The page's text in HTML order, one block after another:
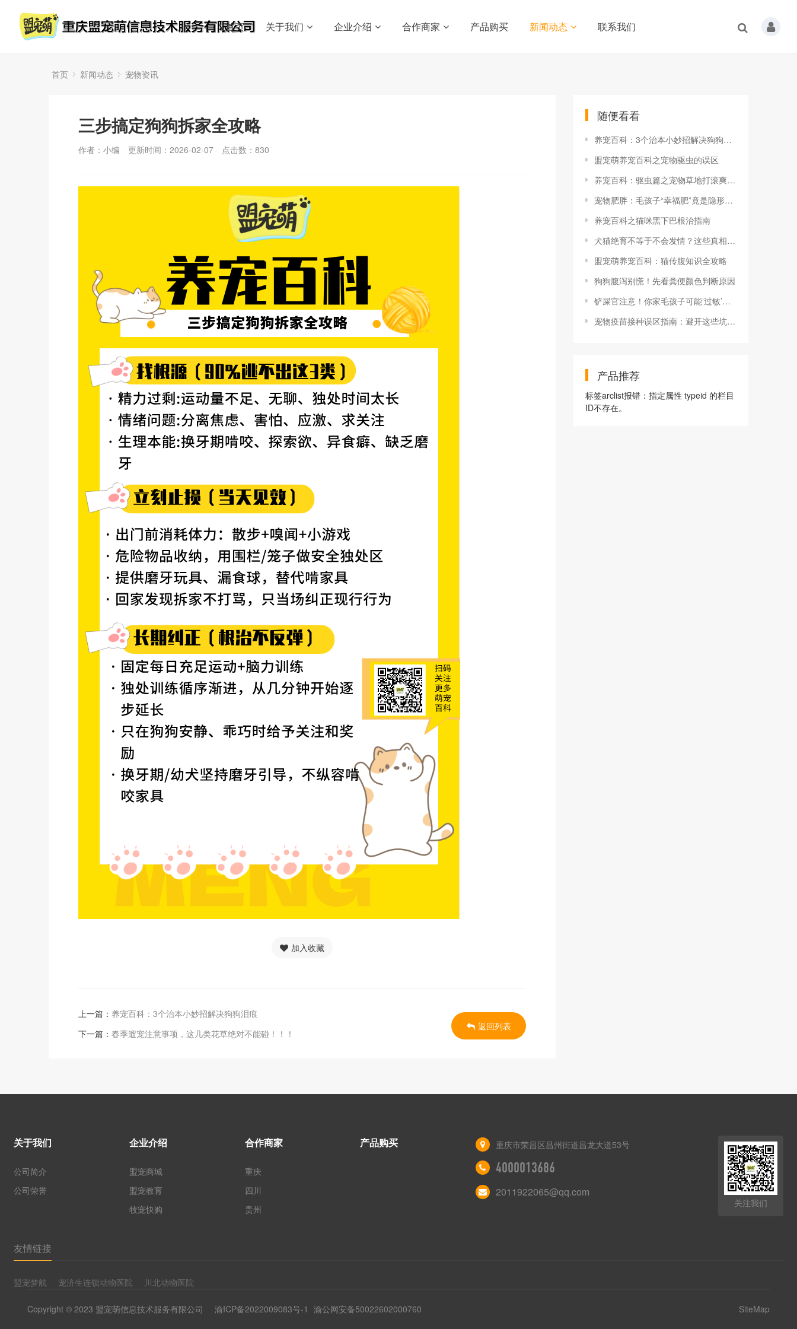
首页 关于我们 企业介绍 合作商家 产品购买 新闻动态 联系我们
首页 新闻动态 宠物资讯
三步搞定狗狗拆家全攻略
作者：小编 更新时间：2026-02-07 点击数： 830
加入收藏
上一篇： 养宠百科：3个治本小妙招解决狗狗泪痕
下一篇： 春季遛宠注意事项，这几类花草绝对不能碰！！！
返回列表
随便看看
养宠百科：3个治本小妙招解决狗狗泪痕
盟宠萌养宠百科之宠物驱虫的误区
养宠百科：驱虫篇之宠物草地打滚爽翻天
宠物肥胖：毛孩子“幸福肥”竟是隐形杀手，科学减肥全攻略！
养宠百科之猫咪黑下巴根治指南
犬猫绝育不等于不会发情？这些真相你必须知道！
盟宠萌养宠百科：猫传腹知识全攻略
狗狗腹泻别慌！先看粪便颜色判断原因
铲屎官注意！你家毛孩子可能‘过敏’了！
宠物疫苗接种误区指南：避开这些坑，守护毛孩子健康！
产品推荐
标签arclist报错：指定属性 typeid 的栏目
ID不存在。
关于我们
公司简介
公司荣誉
企业介绍
盟宠商城
盟宠教育
牧宠快购
合作商家
重庆
四川
贵州
产品购买 重庆市荣昌区昌州街道昌龙大道53号
4000013686
2011922065@qq.com
关注我们
友情链接
盟宠梦航 宠济生连锁动物医院 川北动物医院
Copyright © 2023 盟宠萌信息技术服务有限公司 渝ICP备2022009083号-1 渝公网安备50022602000760 SiteMap